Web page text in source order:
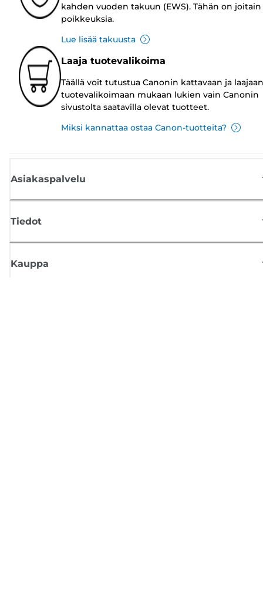
kahden vuoden takuun (EWS). Tähän on joitain
poikkeuksia.
Lue lisää takuusta
Laaja tuotevalikoima
Täällä voit tutustua Canonin kattavaan ja laajaan
tuotevalikoimaan mukaan lukien vain Canonin
sivustolta saatavilla olevat tuotteet.
Miksi kannattaa ostaa Canon-tuotteita?
Asiakaspalvelu
Tiedot
Kauppa